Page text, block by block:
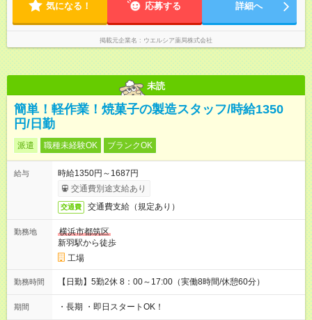
気になる！ 応募する 詳細へ
掲載元企業名 ウエルシア薬局株式会社
未読
簡単！軽作業！焼菓子の製造スタッフ/時給1350
円/日勤
派遣 職種未経験OK ブランクOK
給与
時給1350円～1687円
交通費別途支給あり
交通費 交通費支給（規定あり）
勤務地
横浜市都筑区
新羽駅から徒歩
工場
勤務時間 【日勤】5勤2休 8：00～17:00（実働8時間/休憩60分）
期間 ・長期 ・即日スタートOK！